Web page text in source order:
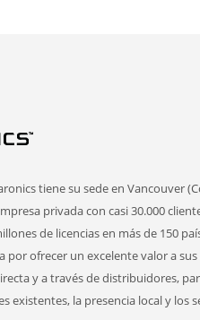
tiene su sede en Vancouver
privada con casi 30.000
de licencias en más de 150
por ofrecer un excelente valor a
y a través de distribuidores,
existentes, la presencia local y los